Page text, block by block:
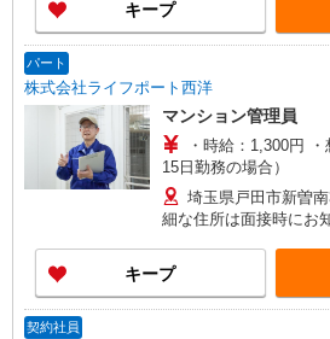
キープ
パート
株式会社ライフポート西洋
マンション管理員
・時給：1,300円
15日勤務の場合）
埼玉県戸田市新曽
細な住所は面接時にお知らせ
桜木町2-340-1 ウノビル 3階 □■ 現場
自分のペースで働ける
お住まいの方と毎朝あ
キープ
契約社員